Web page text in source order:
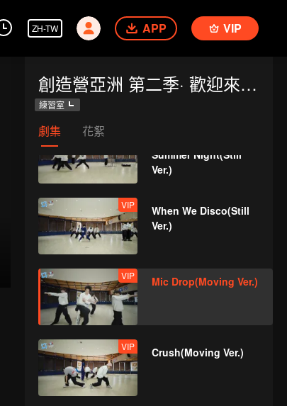
ZH-TW APP VIP
創造營亞洲 第二季· 歡迎來到練習室
練習室
劇集 花絮
Summer Night(Still
Ver.)
VIP
When We Disco(Still
Ver.)
VIP Mic Drop(Moving Ver.)
VIP Crush(Moving Ver.)